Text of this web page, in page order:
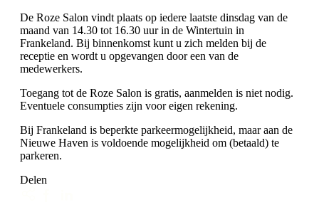
De Roze Salon vindt plaats op iedere laatste dinsdag van de
maand van 14.30 tot 16.30 uur in de Wintertuin in
Frankeland. Bij binnenkomst kunt u zich melden bij de
receptie en wordt u opgevangen door een van de
medewerkers.
Toegang tot de Roze Salon is gratis, aanmelden is niet nodig.
Eventuele consumpties zijn voor eigen rekening.
Bij Frankeland is beperkte parkeermogelijkheid, maar aan de
Nieuwe Haven is voldoende mogelijkheid om (betaald) te
parkeren.
Delen